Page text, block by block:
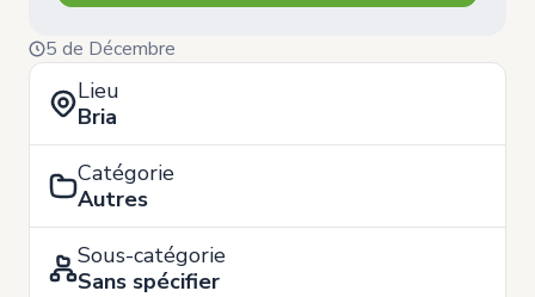
5 de Décembre
Lieu
Bria
Catégorie
Autres
Sous-catégorie
Sans spécifier